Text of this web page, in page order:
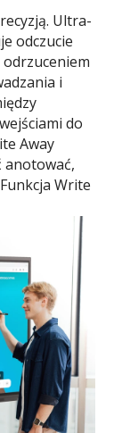
Ultra-
odczucie
i
do
Away
anotować,
Write